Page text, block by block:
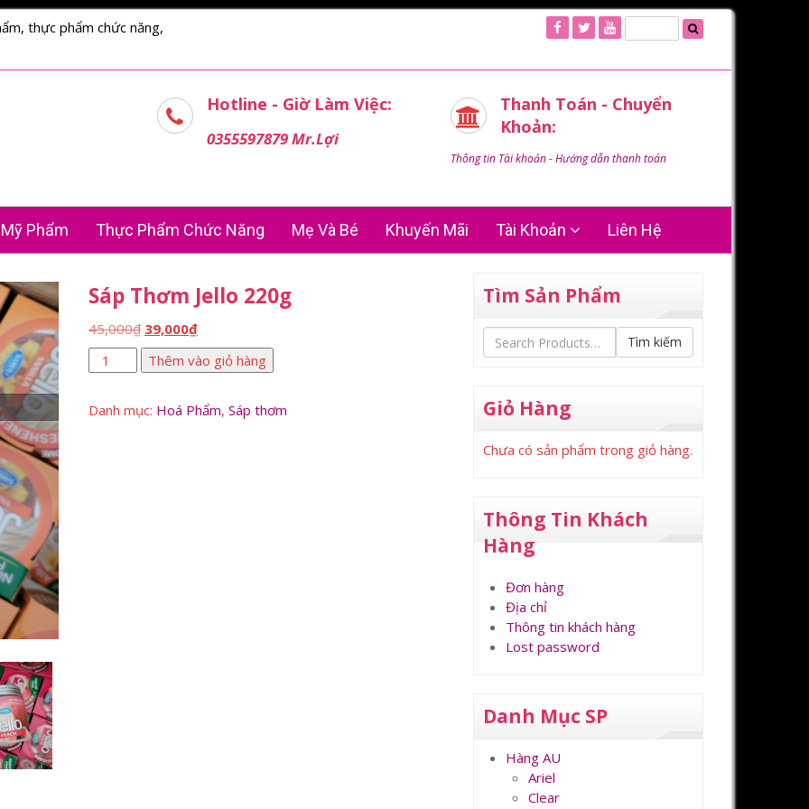
thực phẩm chức năng,
Hotline - Giờ Làm Việc:
0355597879 Mr.Lợi
Thanh Toán - Chuyển
Khoản:
Thông tin Tài khoản - Hướng dẫn thanh toán
Mỹ Phẩm Thực Phẩm Chức Năng Mẹ Và Bé Khuyến Mãi Tài Khoản Liên Hệ
Sáp Thơm Jello 220g
45,000₫ Giá
gốc
là:
39,000₫Giá
hiện
tại
39,000₫.
Sáp
thơm
220g
Thêm vào giỏ hàng
Danh mục: Hoá Phẩm, Sáp thơm
Tìm Sản Phẩm
Tìm kiếm
Giỏ Hàng
Chưa có sản phẩm trong giỏ hàng.
Thông Tin Khách
Hàng
Đơn hàng
Địa chỉ
Thông tin khách hàng
Lost password
Danh Mục SP
Hàng AU
Ariel
Clear